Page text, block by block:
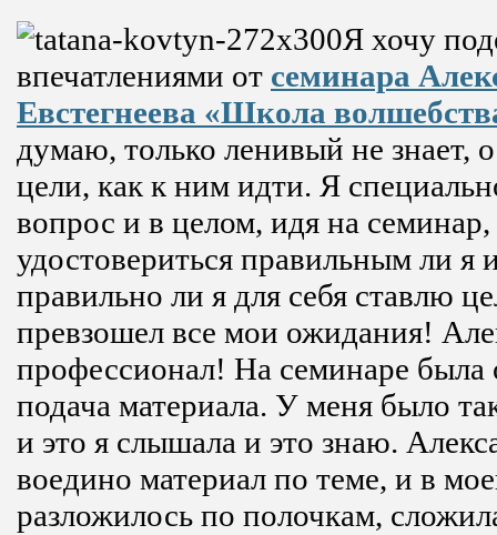
Я хочу
впечатлениями от семинара
Евстегнеева «Школа
думаю, только ленивый не знает,
цели, как к ним идти. Я
вопрос и в целом, идя на семинар,
удостовериться правильным ли я
правильно ли я для себя ставлю
превзошел все мои ожидания!
профессионал! На семинаре была
подача материала. У меня было
и это я слышала и это знаю.
воедино материал по теме, и в
разложилось по полочкам,